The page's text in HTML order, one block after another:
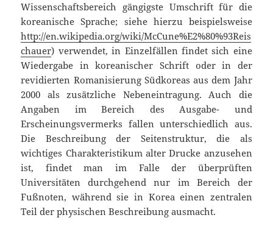
Wissenschaftsbereich gängigste Umschrift für die
koreanische Sprache; siehe hierzu beispielsweise
http://en.wikipedia.org/wiki/McCune%E2%80%93Reis
chauer) verwendet, in Einzelfällen findet sich eine
Wiedergabe in koreanischer Schrift oder in der
revidierten Romanisierung Südkoreas aus dem Jahr
2000 als zusätzliche Nebeneintragung. Auch die
Angaben im Bereich des Ausgabe- und
Erscheinungsvermerks fallen unterschiedlich aus.
Die Beschreibung der Seitenstruktur, die als
wichtiges Charakteristikum alter Drucke anzusehen
ist, findet man im Falle der überprüften
Universitäten durchgehend nur im Bereich der
Fußnoten, während sie in Korea einen zentralen
Teil der physischen Beschreibung ausmacht.